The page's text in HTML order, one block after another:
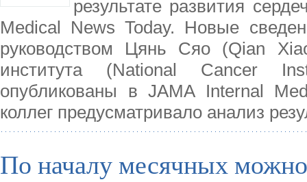
результате развития
Medical News Today. Новые
руководством Цянь Сяо (Qian
института (National Cancer
опубликованы в JAMA Internal
коллег предусматривало анализ
По началу месячных